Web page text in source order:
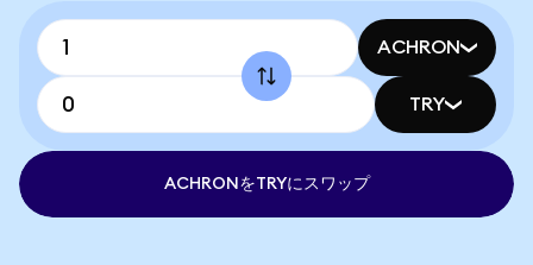
ACHRON
TRY
ACHRONをTRYにスワップ